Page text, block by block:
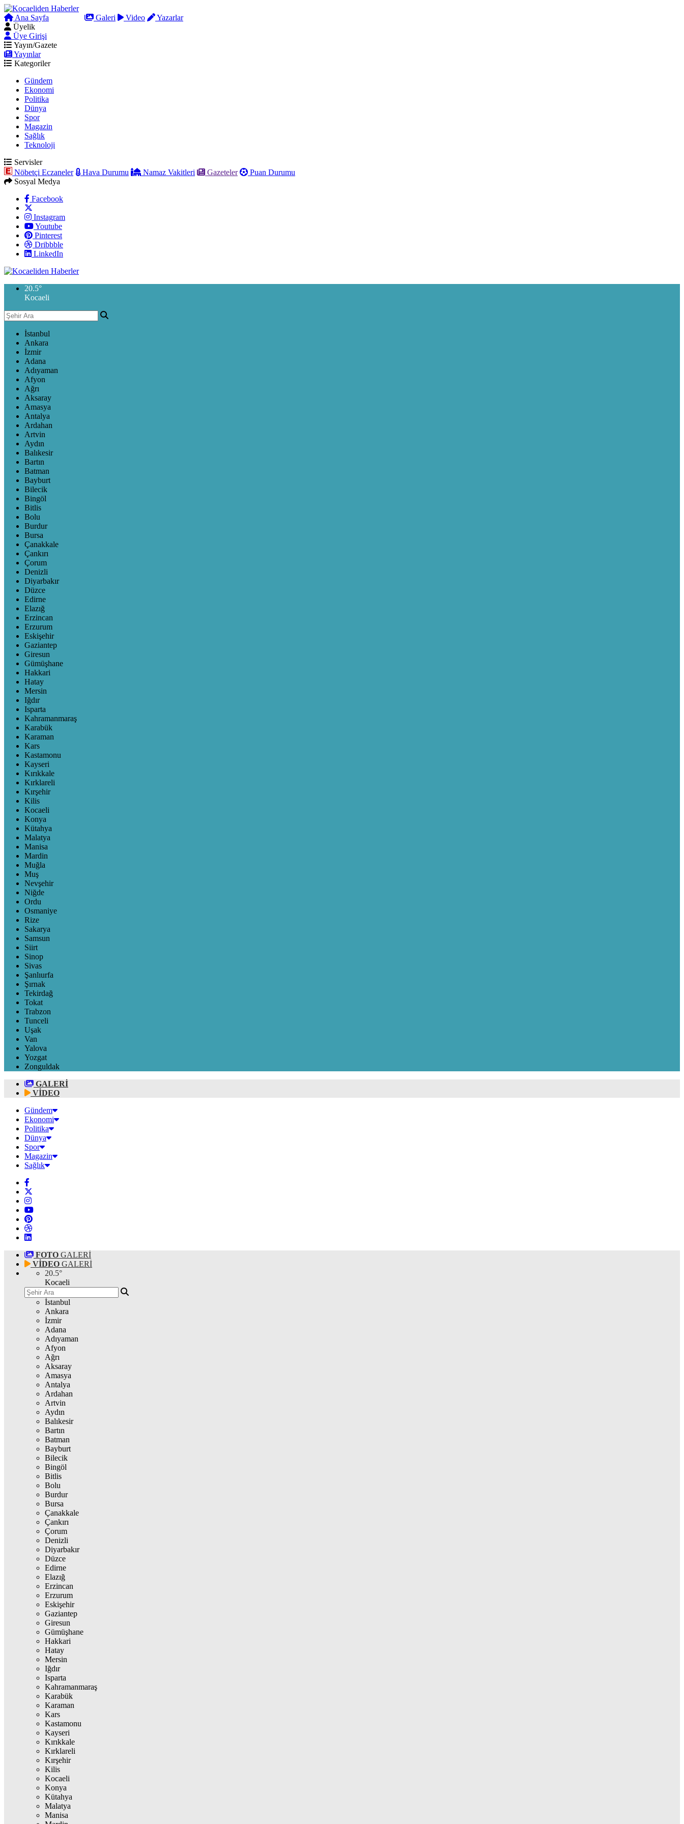
Ana Sayfa Galeri Video
Yazarlar
Üyelik
Üye Girişi
Yayın/Gazete
Yayınlar
Kategoriler
Gündem
Ekonomi
Politika
Dünya
Spor
Magazin
Sağlık
Teknoloji
Servisler
Nöbetçi Eczaneler
Hava Durumu Namaz Vakitleri Gazeteler
Puan Durumu
Sosyal Medya
Facebook
Instagram
Youtube
Pinterest
Dribbble
LinkedIn
20.5°
Kocaeli
İstanbul
Ankara
İzmir
Adana
Adıyaman
Afyon
Ağrı
Aksaray
Amasya
Antalya
Ardahan
Artvin
Aydın
Balıkesir
Bartın
Batman
Bayburt
Bilecik
Bingöl
Bitlis
Bolu
Burdur
Bursa
Çanakkale
Çankırı
Çorum
Denizli
Diyarbakır
Düzce
Edirne
Elazığ
Erzincan
Erzurum
Eskişehir
Gaziantep
Giresun
Gümüşhane
Hakkari
Hatay
Mersin
Iğdır
Isparta
Kahramanmaraş
Karabük
Karaman
Kars
Kastamonu
Kayseri
Kırıkkale
Kırklareli
Kırşehir
Kilis
Kocaeli
Konya
Kütahya
Malatya
Manisa
Mardin
Muğla
Muş
Nevşehir
Niğde
Ordu
Osmaniye
Rize
Sakarya
Samsun
Siirt
Sinop
Sivas
Şanlıurfa
Şırnak
Tekirdağ
Tokat
Trabzon
Tunceli
Uşak
Van
Yalova
Yozgat
Zonguldak
GALERİ
VİDEO
Gündem
Ekonomi
Politika
Dünya
Spor
Magazin
Sağlık
FOTO GALERİ
VİDEO GALERİ
20.5°
Kocaeli
İstanbul
Ankara
İzmir
Adana
Adıyaman
Afyon
Ağrı
Aksaray
Amasya
Antalya
Ardahan
Artvin
Aydın
Balıkesir
Bartın
Batman
Bayburt
Bilecik
Bingöl
Bitlis
Bolu
Burdur
Bursa
Çanakkale
Çankırı
Çorum
Denizli
Diyarbakır
Düzce
Edirne
Elazığ
Erzincan
Erzurum
Eskişehir
Gaziantep
Giresun
Gümüşhane
Hakkari
Hatay
Mersin
Iğdır
Isparta
Kahramanmaraş
Karabük
Karaman
Kars
Kastamonu
Kayseri
Kırıkkale
Kırklareli
Kırşehir
Kilis
Kocaeli
Konya
Kütahya
Malatya
Manisa